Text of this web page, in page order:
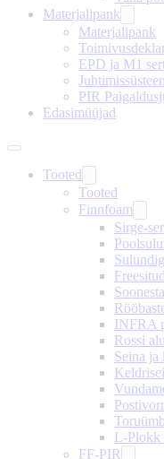
Materjalipank
Materjalipank
EPD ja M1
PIR
Edasimüüjad
Tooted
Tooted
Finnfoam
Sirge-
INFRA
Rossi
Seina ja
L-Plokk
FF-PIR